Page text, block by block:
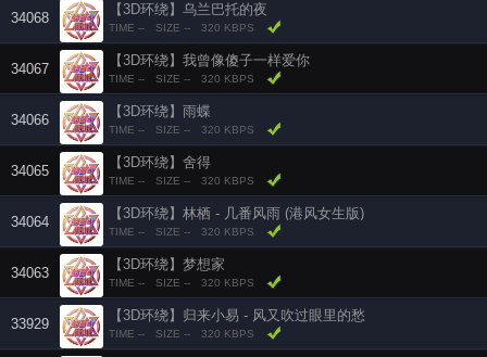
34068
【3D环绕】乌兰巴托的夜
TIME -- SIZE -- 320 KBPS
34067
【3D环绕】我曾像傻子一样爱你
TIME -- SIZE -- 320 KBPS
34066
【3D环绕】雨蝶
TIME -- SIZE -- 320 KBPS
34065
【3D环绕】舍得
TIME -- SIZE -- 320 KBPS
34064
【3D环绕】林栖 - 几番风雨 (港风女生版)
TIME -- SIZE -- 320 KBPS
34063
【3D环绕】梦想家
TIME -- SIZE -- 320 KBPS
33929
【3D环绕】归来小易 - 风又吹过眼里的愁
TIME -- SIZE -- 320 KBPS